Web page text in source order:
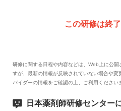
この研修は終
研修に関する日程や内容などは、Web上に公
すが、最新の情報が反映されていない場合や変
バイダーの情報をご確認の上、ご利用ください
日本薬剤師研修センター